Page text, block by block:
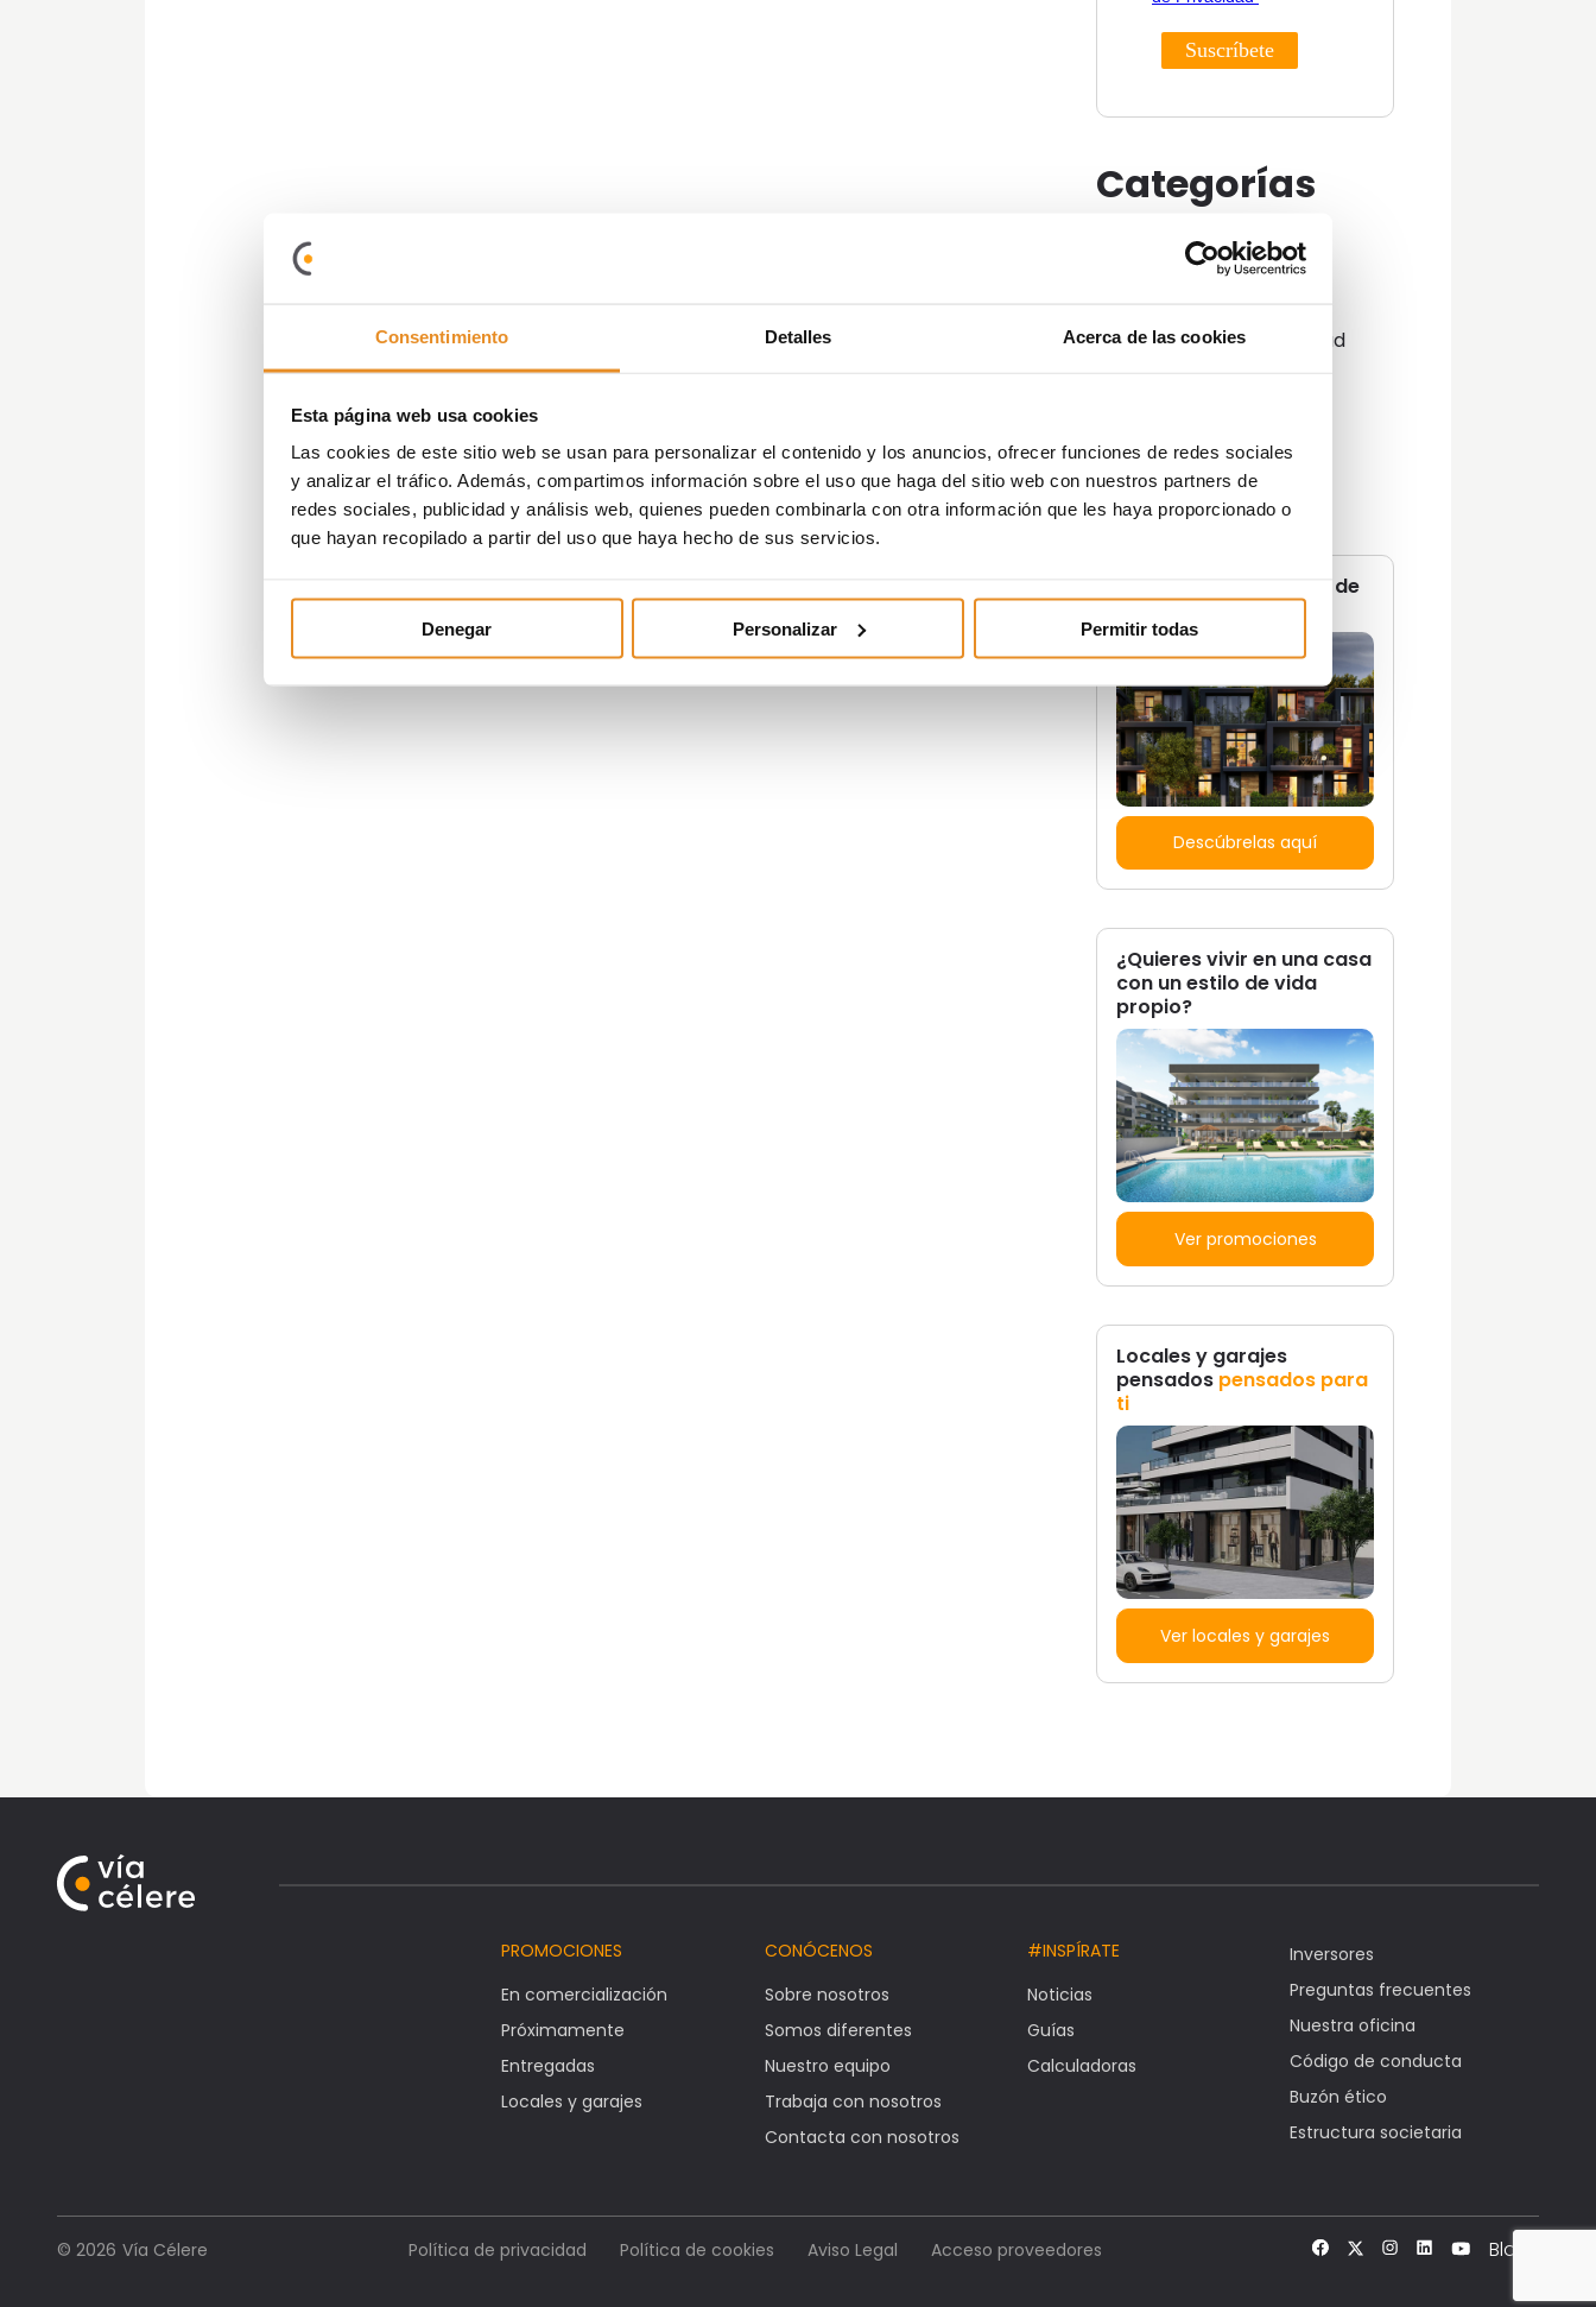
Consentimiento Detalles Acerca de las cookies
Esta página web usa cookies
Las cookies de este sitio web se usan para personalizar el contenido y los anuncios, ofrecer funciones de redes sociales
y analizar el tráfico. Además, compartimos información sobre el uso que haga del sitio web con nuestros partners de
redes sociales, publicidad y análisis web, quienes pueden combinarla con otra información que les haya proporcionado o
que hayan recopilado a partir del uso que haya hecho de sus servicios.
Denegar Personalizar Permitir todas
Categorías
Innovación y sostenibilidad
Podcast
Promociones
Tendencias
No te pierdas ninguna de
nuestrasguías
Descúbrelas aquí
¿Quieres vivir en una casa
con un estilo de vida
propio?
Ver promociones
Locales y garajes
pensados pensados para
ti
Ver locales y garajes
PROMOCIONES
En comercialización
Próximamente
Entregadas
Locales y garajes
CONÓCENOS
Sobre nosotros
Somos diferentes
Nuestro equipo
Trabaja con nosotros
Contacta con nosotros
#INSPÍRATE
Noticias
Guías
Calculadoras
Inversores
Preguntas frecuentes
Nuestra oficina
Código de conducta
Buzón ético
Estructura societaria
© 2026 Vía Célere Política de privacidad Política de cookies Aviso Legal Acceso proveedores Blog